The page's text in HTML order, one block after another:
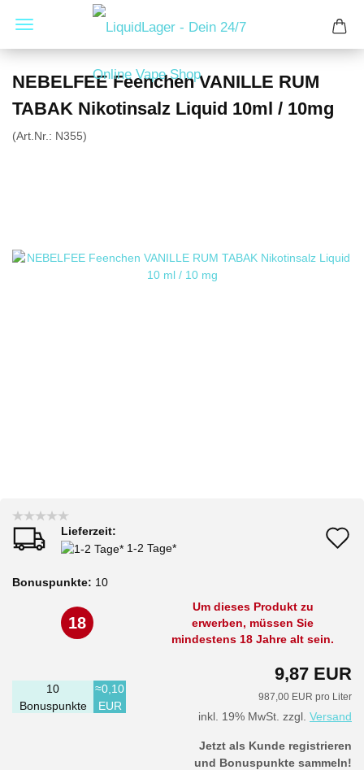
NEBELFEE Feenchen VANILLE RUM
TABAK Nikotinsalz Liquid 10ml / 10mg
(Art.Nr.: N355)
Lieferzeit:
1-2 Tage*
Bonuspunkte: 10
18
Um dieses Produkt zu
erwerben, müssen Sie
mindestens 18 Jahre alt sein.
9,87 EUR
987,00 EUR pro Liter
inkl. 19% MwSt. zzgl. Versand
10
Bonuspunkte
≈0,10
EUR
Jetzt als Kunde registrieren
und Bonuspunkte sammeln!